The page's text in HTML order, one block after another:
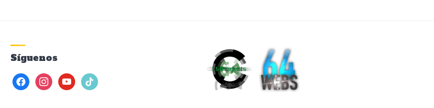
Síguenos
facebookinstagramyoutubetiktok